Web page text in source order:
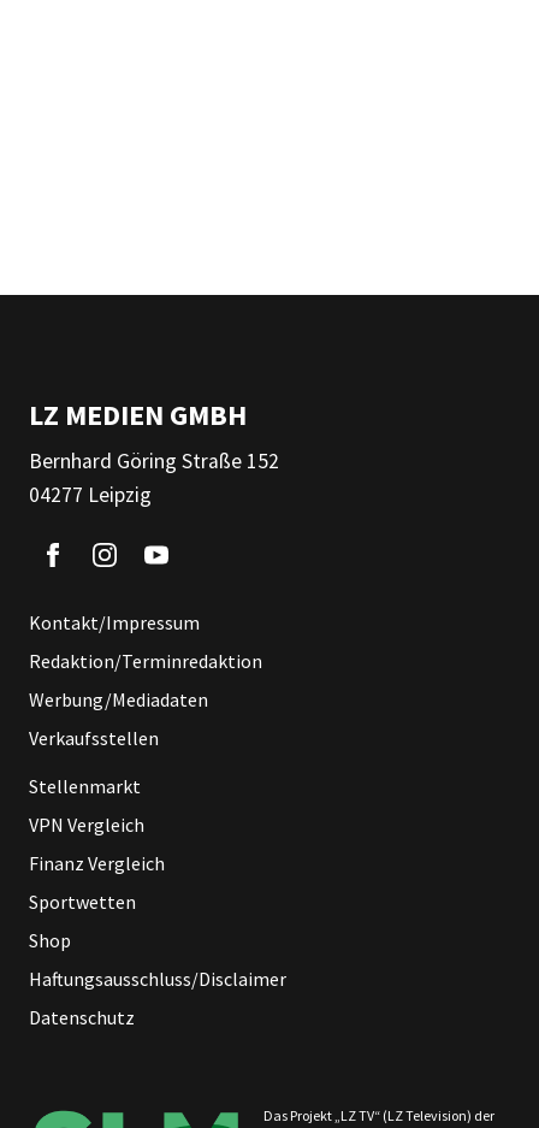
LZ MEDIEN GMBH
Bernhard Göring Straße 152
04277 Leipzig
Kontakt/Impressum
Redaktion/Terminredaktion
Werbung/Mediadaten
Verkaufsstellen
Stellenmarkt
VPN Vergleich
Finanz Vergleich
Sportwetten
Shop
Haftungsausschluss/Disclaimer
Datenschutz
Das Projekt „LZ TV“ (LZ Television) der